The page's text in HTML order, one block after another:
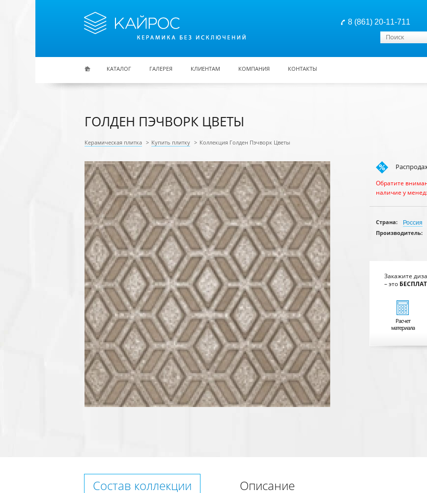
8 (861) 20-11-711
Форма
Поиск
КАТАЛОГ ГАЛЕРЕЯ КЛИЕНТАМ КОМПАНИЯ КОНТАКТЫ
ГОЛДЕН ПЭЧВОРК ЦВЕТЫ
Керамическая плитка > Купить плитку > Коллекция Голден Пэчворк Цветы
Обратите
наличие у
Страна:
Россия
Производитель:
Закажите
– это
Расчет
материала
Состав коллекции Описание